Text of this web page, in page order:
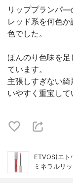
リッププランパ―
レッド系を何色
色でした。
ほんのり色味を
ています。
主張しすぎない
いやすく重宝して
ETVOS(エト
ミネラルリ